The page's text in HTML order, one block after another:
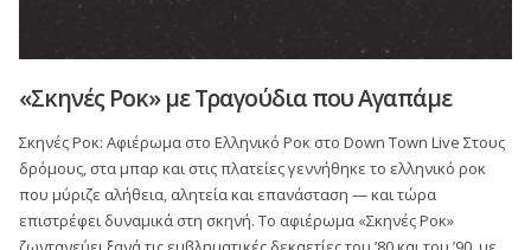
«Σκηνές Ροκ» με Τραγούδια που Αγαπάμε
Σκηνές Ροκ: Αφιέρωμα στο Ελληνικό Ροκ στο Down Town Live Στους
δρόμους, στα μπαρ και στις πλατείες γεννήθηκε το ελληνικό ροκ
που μύριζε αλήθεια, αλητεία και επανάσταση — και τώρα
επιστρέφει δυναμικά στη σκηνή. Το αφιέρωμα «Σκηνές Ροκ»